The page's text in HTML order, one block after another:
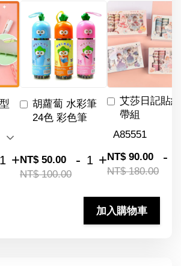
+
胡蘿蔔 水彩筆
24色 彩色筆
NT$ 50.00
NT$ 100.00
- +
艾莎日記貼
帶組
NT$ 90.00
NT$ 180.00
-
加入購物車